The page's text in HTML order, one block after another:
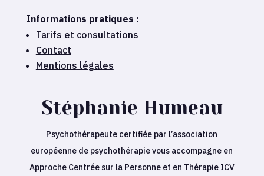
Informations pratiques :
Tarifs et consultations
Contact
Mentions légales
Stéphanie Humeau
Psychothérapeute certifiée par l’association
européenne de psychothérapie vous accompagne en
Approche Centrée sur la Personne et en Thérapie ICV